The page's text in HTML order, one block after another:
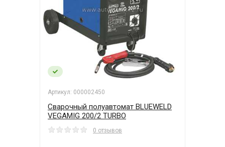
Артикул: 000002450
Сварочный полуавтомат BLUEWELD
VEGAMIG 200/2 TURBO
0 отзывов